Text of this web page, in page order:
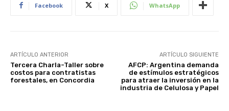
Facebook X WhatsApp
ARTÍCULO ANTERIOR
Tercera Charla-Taller sobre
costos para contratistas
forestales, en Concordia
ARTÍCULO SIGUIENTE
AFCP: Argentina demanda
de estímulos estratégicos
para atraer la inversión en la
industria de Celulosa y Papel